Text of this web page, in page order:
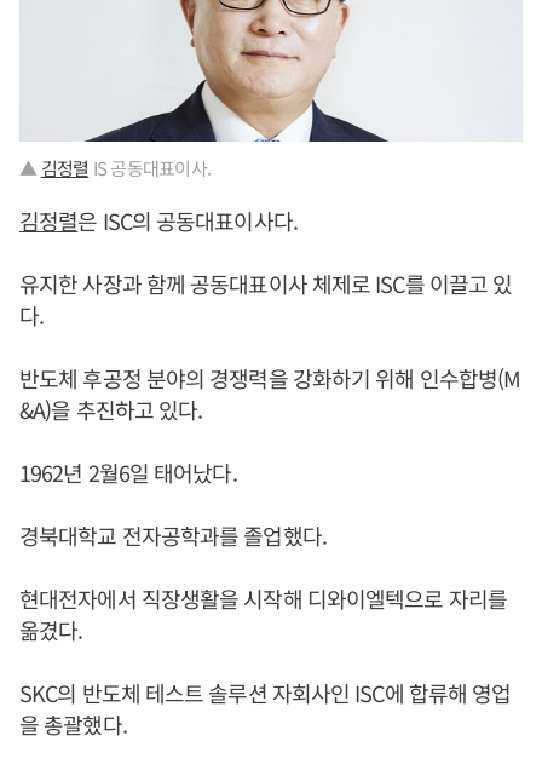
▲ 김정렬 IS 공동대표이사.
김정렬은 ISC의 공동대표이사다.
유지한 사장과 함께 공동대표이사 체제로 ISC를 이끌고 있
다.
반도체 후공정 분야의 경쟁력을 강화하기 위해 인수합병(M
&A)을 추진하고 있다.
1962년 2월6일 태어났다.
경북대학교 전자공학과를 졸업했다.
현대전자에서 직장생활을 시작해 디와이엘텍으로 자리를
옮겼다.
SKC의 반도체 테스트 솔루션 자회사인 ISC에 합류해 영업
을 총괄했다.